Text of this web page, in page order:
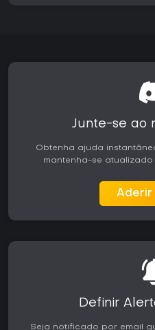
Junte-se ao
Obtenha ajuda
mantenha-se
Aderir
Definir
Seja notificado por email